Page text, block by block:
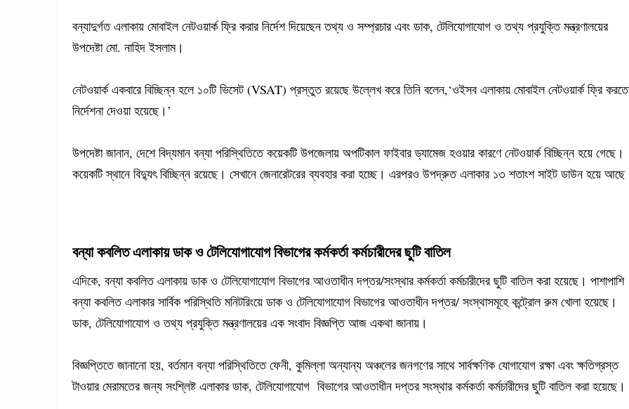
বন্যাদুর্গত এলাকায় মোবাইল নেটওয়ার্ক ফ্রি করার নির্দেশ দিয়েছেন তথ্য ও সম্প্রচার এবং ডাক, টেলিযোগাযোগ ও তথ্য প্রযুক্তি মন্ত্রণালয়ের
উপদেষ্টা মো. নাহিদ ইসলাম।
নেটওয়ার্ক একবারে বিচ্ছিন্ন হলে ১০টি ভিসেট (VSAT) প্রস্তুত রয়েছে উল্লেখ করে তিনি বলেন,‘ওইসব এলাকায় মোবাইল নেটওয়ার্ক ফ্রি করতে
নির্দেশনা দেওয়া হয়েছে।’
উপদেষ্টা জানান, দেশে বিদ্যমান বন্যা পরিস্থিতিতে কয়েকটি উপজেলায় অপটিকাল ফাইবার ড্যামেজ হওয়ার কারণে নেটওয়ার্ক বিচ্ছিন্ন হয়ে গেছে।
কয়েকটি স্থানে বিদ্যুৎ বিচ্ছিন্ন রয়েছে। সেখানে জেনারেটরের ব্যবহার করা হচ্ছে। এরপরও উপদ্রুত এলাকার ১৩ শতাংশ সাইট ডাউন হয়ে
বন্যা কবলিত এলাকায় ডাক ও টেলিযোগাযোগ বিভাগের কর্মকর্তা কর্মচারীদের ছুটি বাতিল
এদিকে, বন্যা কবলিত এলাকায় ডাক ও টেলিযোগাযোগ বিভাগের আওতাধীন দপ্তর/সংস্থার কর্মকর্তা কর্মচারীদের ছুটি বাতিল করা হয়েছে। পাশাপাশি
বন্যা কবলিত এলাকার সার্বিক পরিস্থিতি মনিটরিংয়ে ডাক ও টেলিযোগাযোগ বিভাগের আওতাধীন দপ্তর/ সংস্থাসমূহে কন্ট্রোল রুম খোলা হয়েছে।
ডাক, টেলিযোগাযোগ ও তথ্য প্রযুক্তি মন্ত্রণালয়ের এক সংবাদ বিজ্ঞপ্তি আজ একথা জানায়।
বিজ্ঞপ্তিতে জানানো হয়, বর্তমান বন্যা পরিস্থিতিতে ফেনী, কুমিল্লা অন্যান্য অঞ্চলের জনগণের সাথে সার্বক্ষণিক যোগাযোগ রক্ষা এবং ক্ষতিগ্রস্ত
টাওয়ার মেরামতের জন্য সংশ্লিষ্ট এলাকার ডাক, টেলিযোগাযোগ বিভাগের আওতাধীন দপ্তর সংস্থার কর্মকর্তা কর্মচারীদের ছুটি বাতিল করা হয়েছে।